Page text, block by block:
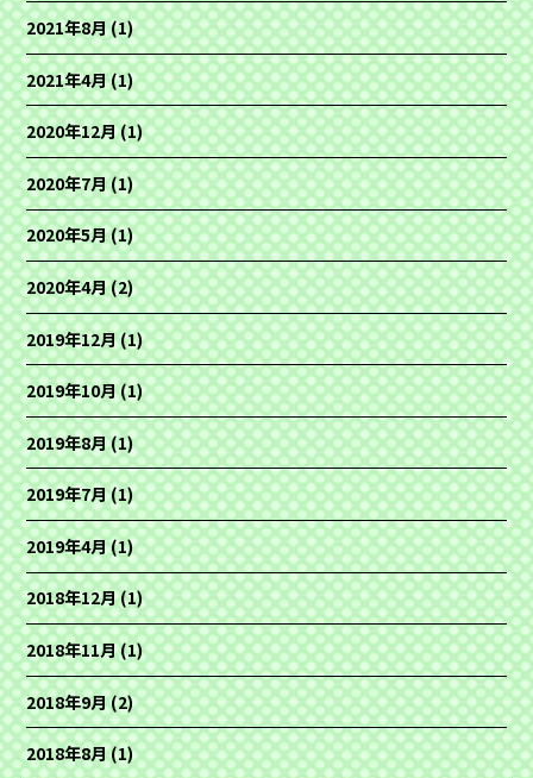
2021年8月(1)
2021年4月(1)
2020年12月(1)
2020年7月(1)
2020年5月(1)
2020年4月(2)
2019年12月(1)
2019年10月(1)
2019年8月(1)
2019年7月(1)
2019年4月(1)
2018年12月(1)
2018年11月(1)
2018年9月(2)
2018年8月(1)